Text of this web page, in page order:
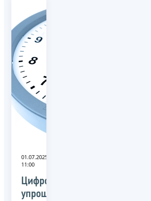
01.07.2025
11:00
Цифровизация
упрощает